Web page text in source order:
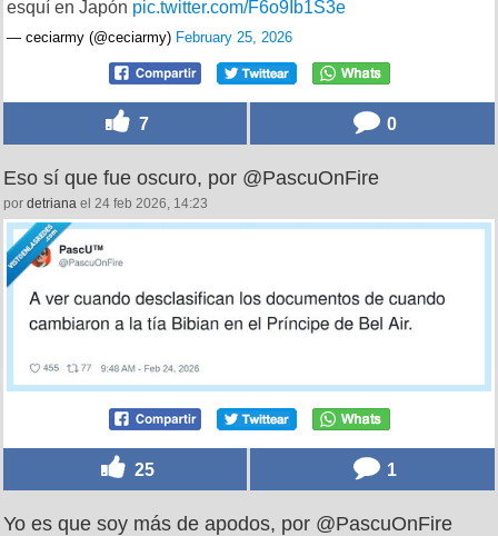
esquí en Japón pic.twitter.com/F6o9Ib1S3e
— ceciarmy (@ceciarmy) February 25, 2026
7 0
Eso sí que fue oscuro, por @PascuOnFire
por detriana el 24 feb 2026, 14:23
25 1
Yo es que soy más de apodos, por @PascuOnFire